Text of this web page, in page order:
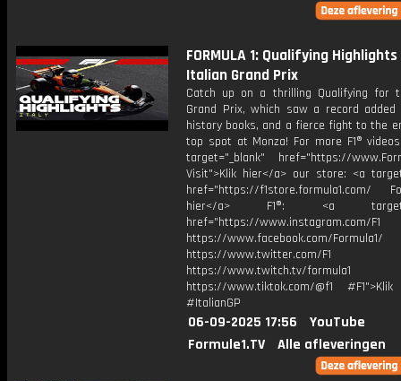
FORMULA 1: Qualifying
Italian Grand Prix
Catch up on a thrilling Qualifying for
Grand Prix, which saw a record
history books, and a fierce fight to the
top spot at Monza! For more F1®
target="_blank" href="https://
Visit">Klik hier</a> our store: <a
href="https://f1store.formula1.com/
hier</a> F1®: <a
href="https://www.instagram.com/F1
https://www.facebook.com/Formula1/
https://www.twitter.com/F1
https://www.twitch.tv/formula1
https://www.tiktok.com/@f1
#ItalianGP
06-09-2025 17:56
YouTube
Formule1.TV
Alle afleveringen